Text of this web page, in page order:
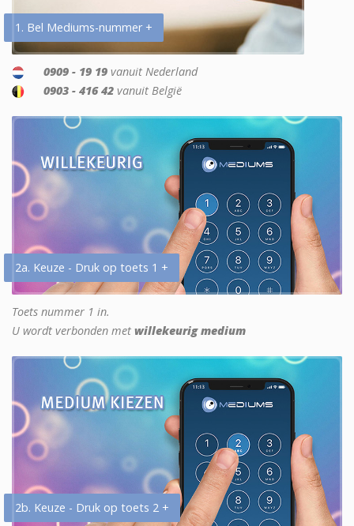
1. Bel Mediums-nummer +
0909 - 19 19 vanuit Nederland
0903 - 416 42 vanuit België
2a. Keuze - Druk op toets 1 +
Toets nummer 1 in.
U wordt verbonden met willekeurig medium
2b. Keuze - Druk op toets 2 +